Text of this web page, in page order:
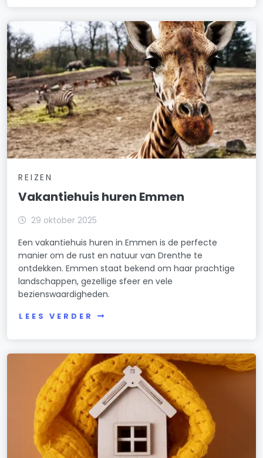
REIZEN
Vakantiehuis huren Emmen
29 oktober 2025
Een vakantiehuis huren in Emmen is de perfecte
manier om de rust en natuur van Drenthe te
ontdekken. Emmen staat bekend om haar prachtige
landschappen, gezellige sfeer en vele
bezienswaardigheden.
LEES VERDER